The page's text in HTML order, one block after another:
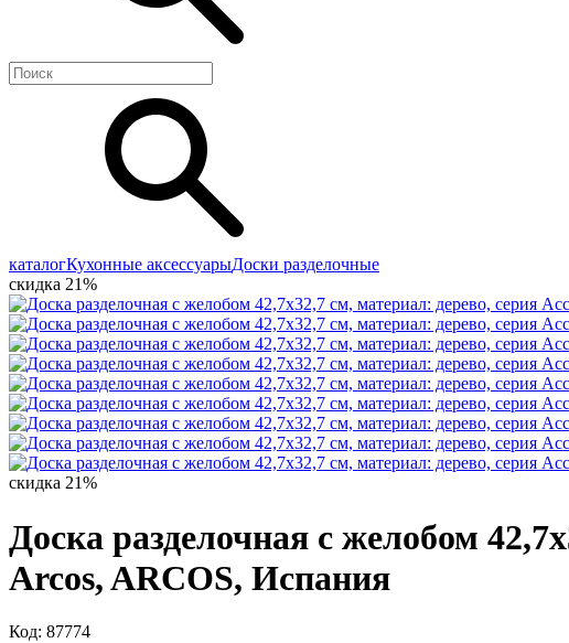
каталогКухонные аксессуарыДоски разделочные
скидка 21%
скидка 21%
Доска разделочная с желобом
Arcos, ARCOS, Испания
Код: 87774